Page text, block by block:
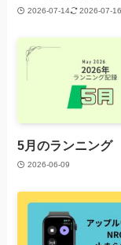
2026-07-14 2026-07-16
5月のランニング
2026-06-09